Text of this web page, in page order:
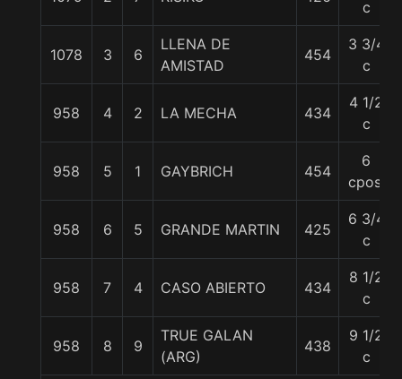
c
1078 3 6
LLENA DE
AMISTAD
454
3 3/4
c
958 4 2 LA MECHA 434
4 1/2
c
958 5 1 GAYBRICH 454
6
cpos.
958 6 5 GRANDE MARTIN 425
6 3/4
c
958 7 4 CASO ABIERTO 434
8 1/2
c
958 8 9
TRUE GALAN
(ARG)
438
9 1/2
c